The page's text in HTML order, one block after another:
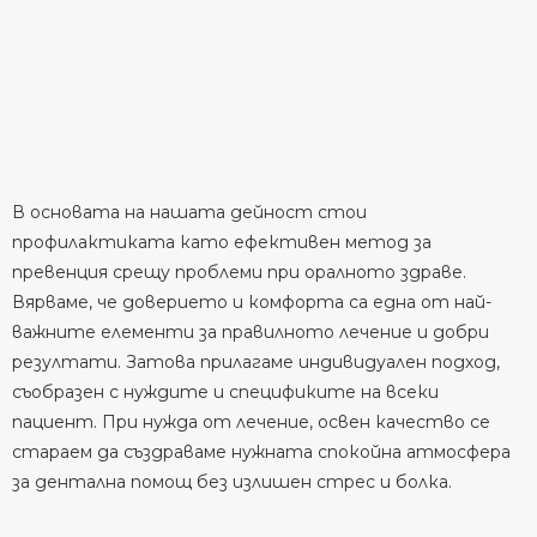
В основата на нашата дейност стои
профилактиката като ефективен метод за
превенция срещу проблеми при оралното здраве.
Вярваме, че доверието и комфорта са една от най-
важните елементи за правилното лечение и добри
резултати. Затова прилагаме индивидуален подход,
съобразен с нуждите и спецификите на всеки
пациент. При нужда от лечение, освен качество се
стараем да създраваме нужната спокойна атмосфера
за дентална помощ без излишен стрес и болка.